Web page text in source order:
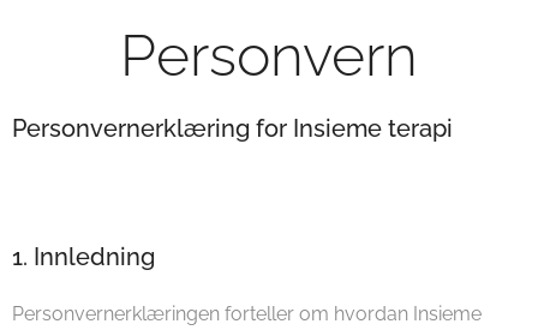
Personvern
Personvernerklæring for Insieme terapi
1. Innledning
Personvernerklæringen forteller om hvordan Insieme